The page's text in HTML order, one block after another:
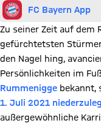
FC Bayern App
Zu seiner Zeit auf dem
gefürchtetsten
den Nagel hing,
Persönlichkeiten im
Rummenigge bekannt,
1. Juli 2021
außergewöhnliche